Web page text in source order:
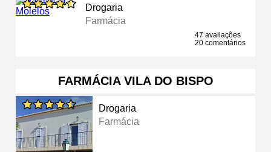
Drogaria
Farmácia
47 avaliações
20 comentários
FARMÁCIA VILA DO BISPO
Drogaria
Farmácia